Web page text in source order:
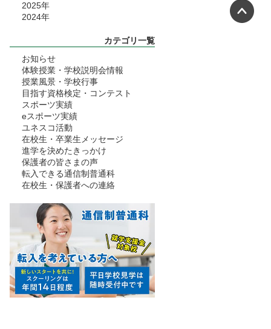
2025年
2024年
カテゴリ一覧
お知らせ
体験授業・学校説明会情報
授業風景・学校行事
目指す資格検定・コンテスト
スポーツ実績
eスポーツ実績
ユネスコ活動
在校生・卒業生メッセージ
進学を決めたきっかけ
保護者の皆さまの声
転入できる通信制普通科
在校生・保護者への連絡